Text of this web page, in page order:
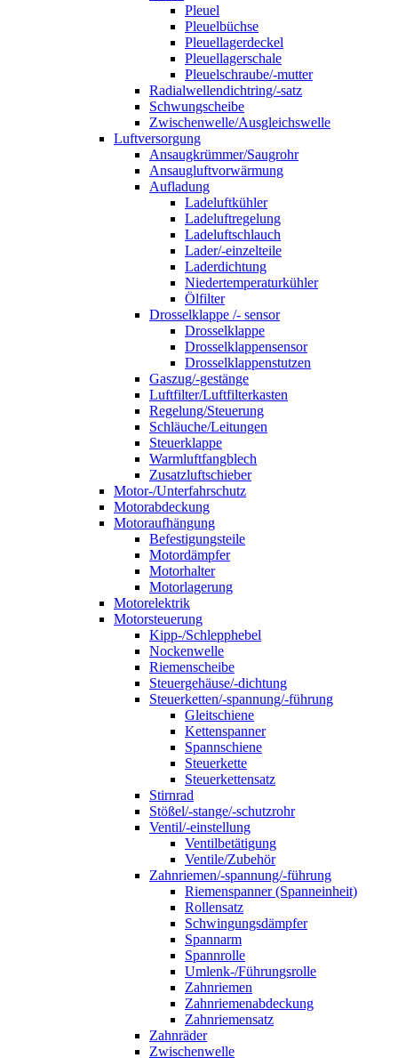
Pleuel
Pleuelbüchse
Pleuellagerdeckel
Pleuellagerschale
Pleuelschraube/-mutter
Radialwellendichtring/-satz
Schwungscheibe
Zwischenwelle/Ausgleichswelle
Luftversorgung
Ansaugkrümmer/Saugrohr
Ansaugluftvorwärmung
Aufladung
Ladeluftkühler
Ladeluftregelung
Ladeluftschlauch
Lader/-einzelteile
Laderdichtung
Niedertemperaturkühler
Ölfilter
Drosselklappe /- sensor
Drosselklappe
Drosselklappensensor
Drosselklappenstutzen
Gaszug/-gestänge
Luftfilter/Luftfilterkasten
Regelung/Steuerung
Schläuche/Leitungen
Steuerklappe
Warmluftfangblech
Zusatzluftschieber
Motor-/Unterfahrschutz
Motorabdeckung
Motoraufhängung
Befestigungsteile
Motordämpfer
Motorhalter
Motorlagerung
Motorelektrik
Motorsteuerung
Kipp-/Schlepphebel
Nockenwelle
Riemenscheibe
Steuergehäuse/-dichtung
Steuerketten/-spannung/-führung
Gleitschiene
Kettenspanner
Spannschiene
Steuerkette
Steuerkettensatz
Stirnrad
Stößel/-stange/-schutzrohr
Ventil/-einstellung
Ventilbetätigung
Ventile/Zubehör
Zahnriemen/-spannung/-führung
Riemenspanner (Spanneinheit)
Rollensatz
Schwingungsdämpfer
Spannarm
Spannrolle
Umlenk-/Führungsrolle
Zahnriemen
Zahnriemenabdeckung
Zahnriemensatz
Zahnräder
Zwischenwelle